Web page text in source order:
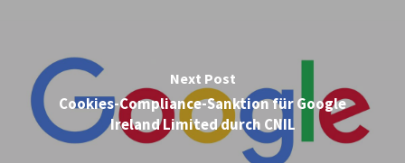
Next Post
Cookies-Compliance-Sanktion für Google
Ireland Limited durch CNIL